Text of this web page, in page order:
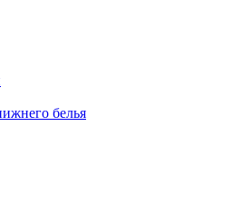
белья